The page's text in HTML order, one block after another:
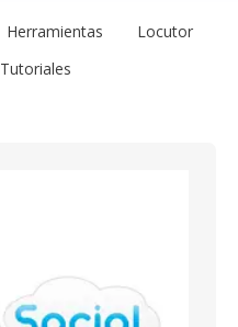
Herramientas
Locutor
Tutoriales